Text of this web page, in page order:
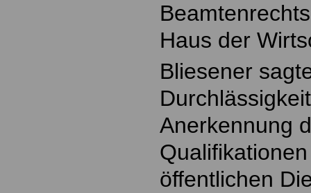
Haus der
Bliesener
Anerkennung
öffentlichen